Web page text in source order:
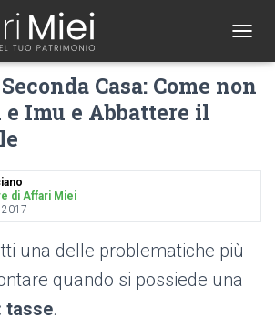
O
G
G
O
Casa: Come non
e Imu e Abbattere il
di Affari Miei
2017
una delle problematiche più
quando si possiede una
tasse.